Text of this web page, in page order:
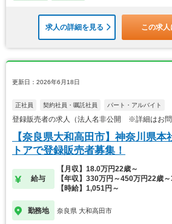
求人の詳細を見る この求
更新日：2026年6月18日
正社員 契約社員・嘱託社員 パート・アルバイト
登録販売者の求人（法人名非公開 ※詳細はお問
【奈良県大和高田市】神奈川県
トアで登録販売者募集！
給与
【月収】18.0万円22歳～
【年収】330万円～450万円22歳
【時給】1,051円～
勤務地 奈良県 大和高田市